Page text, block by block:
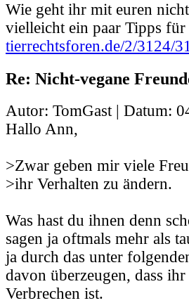
Wie geht ihr mit euren
vielleicht ein paar Tipps für
tierrechtsforen.de/2/3124/
Re: Nicht-vegane
Autor: TomGast | Datum:
Hallo Ann,
>Zwar geben mir viele
>ihr Verhalten zu ändern.
Was hast du ihnen denn
sagen ja oftmals mehr als
ja durch das unter
davon überzeugen, dass
Verbrechen ist.